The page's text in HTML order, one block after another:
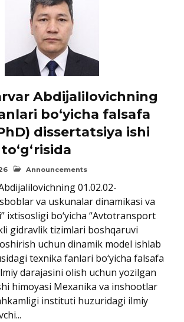
Abdijalilovichning
bo‘yicha falsafa
dissertatsiya ishi
Announcements
01.02.02-
va uskunalar dinamikasi va
ixtisosligi bo‘yicha “Avtotransport
gidravlik tizimlari boshqaruvi
uchun dinamik model ishlab
texnika fanlari bo‘yicha falsafa
darajasini olish uchun yozilgan
himoyasi Mexanika va inshootlar
instituti huzuridagi ilmiy